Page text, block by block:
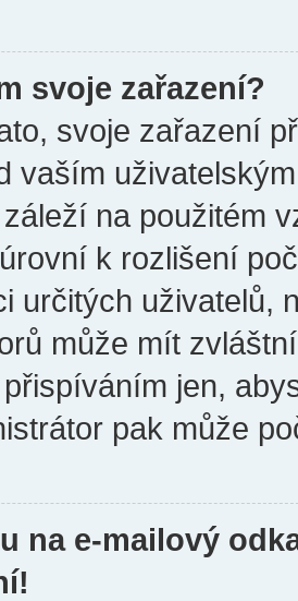
svoje zařazení?
svoje zařazení
vaším
na použitém
k rozlišení
určitých uživatelů,
může mít
jen,
pak může
na e-mailový